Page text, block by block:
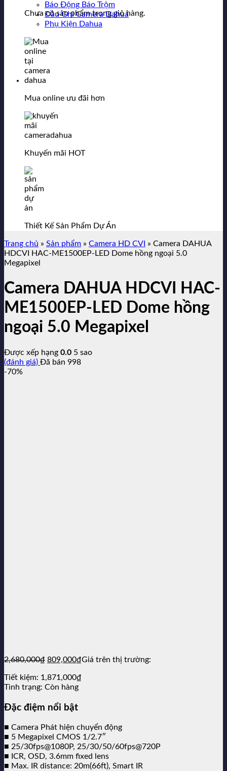
Chưa có sản phẩm trong giỏ hàng.
Báo Động Báo Trộm
Đầu Ghi Camera Dahua
Phụ Kiện Dahua
Mua online ưu đãi hơn
Khuyến mãi HOT
Thiết Kế Sản Phẩm Dự Án
Trang chủ » Sản phẩm » Camera HD CVI » Camera DAHUA
HDCVI HAC-ME1500EP-LED Dome hồng ngoại 5.0
Megapixel
Camera DAHUA HDCVI HAC-
ME1500EP-LED Dome hồng
ngoại 5.0 Megapixel
Được xếp hạng 0.0 5 sao
(đánh giá) Đã bán 998
-70%
2,680,000₫ Giá
là:
2,680,000₫.
809,000₫Giá
Giá trên thị trường:
Tiết kiệm: 1,871,000₫
Tình trạng: Còn hàng
Đặc điệm nổi bật
■ Camera Phát hiện chuyển động
■ 5 Megapixel CMOS 1/2.7″
■ 25/30fps@1080P, 25/30/50/60fps@720P
■ ICR, OSD, 3.6mm fixed lens
■ Max. IR distance: 20m(66ft), Smart IR